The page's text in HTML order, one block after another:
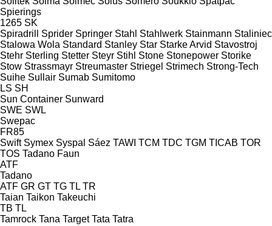
Spierings
1265 SK
Spiradrill
Sprider Springer Stahl Stahlwerk Stainmann Staliniec
Stalowa Wola Standard Stanley Star Starke Arvid Stavostroj
Stehr Sterling Stetter Steyr Stihl Stone Stonepower Storike
Stow Strassmayr Streumaster Striegel Strimech Strong-Tech
Suihe Sullair Sumab Sumitomo
LS SH
Sun Container Sunward
SWE SWL
Swepac
FR85
Swift Symex Syspal Sáez TAWI TCM TDC TGM TICAB TOR
TOS Tadano Faun
ATF
Tadano
ATF GR GT TG TL TR
Taian Taikon Takeuchi
TB TL
Tamrock Tana Target Tata Tatra